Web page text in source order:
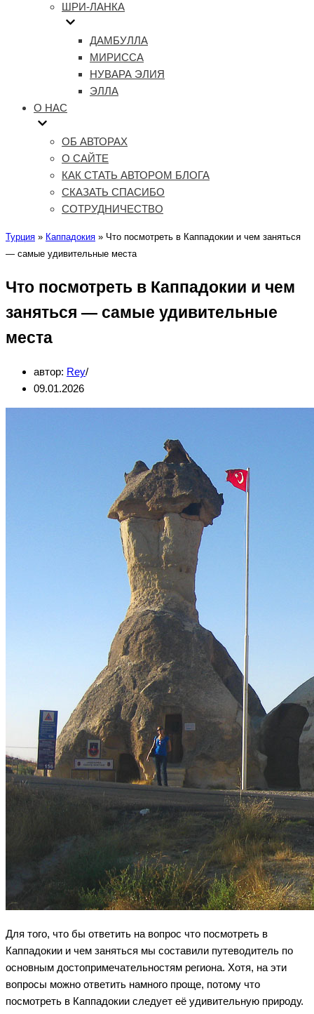
ШРИ-ЛАНКА
ДАМБУЛЛА
МИРИССА
НУВАРА ЭЛИЯ
ЭЛЛА
О НАС
ОБ АВТОРАХ
О САЙТЕ
КАК СТАТЬ АВТОРОМ БЛОГА
СКАЗАТЬ СПАСИБО
СОТРУДНИЧЕСТВО
Турция » Каппадокия » Что посмотреть в Каппадокии и чем заняться
— самые удивительные места
Что посмотреть в Каппадокии и чем
заняться — самые удивительные
места
автор: Rey
09.01.2026
Для того, что бы ответить на вопрос что посмотреть в
Каппадокии и чем заняться мы составили путеводитель по
основным достопримечательностям региона. Хотя, на эти
вопросы можно ответить намного проще, потому что
посмотреть в Каппадокии следует её удивительную природу.